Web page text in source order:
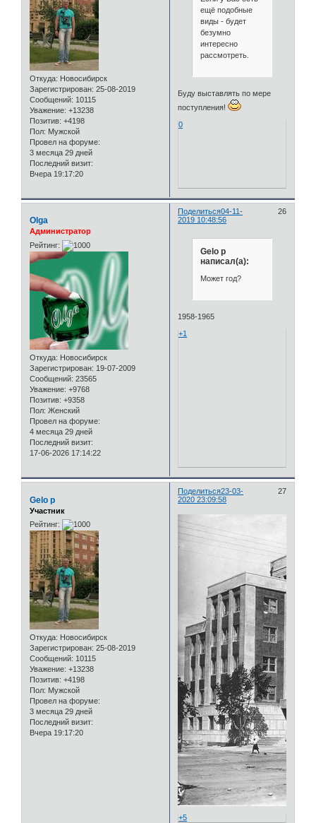
Откуда: Новосибирск
Зарегистрирован: 25-08-2019
Сообщений: 10115
Уважение: +13238
Позитив: +4198
Пол: Мужской
Провел на форуме:
3 месяца 29 дней
Последний визит:
Вчера 19:17:20
ещё подобные
виды - будет
безумно
интересно
рассмотреть.
Буду выставлять по мере
поступления!
0
Поделиться 26
04-11-
2019 10:48:56
Olga
Администратор
Рейтинг:
Откуда: Новосибирск
Зарегистрирован: 19-07-2009
Сообщений: 23565
Уважение: +9768
Позитив: +9358
Пол: Женский
Провел на форуме:
4 месяца 29 дней
Последний визит:
17-06-2026 17:14:22
Gelo p
написал(а):
Может год?
1958-1965
+1
Поделиться 27
23-03-
2020 23:09:58
Gelo p
Участник
Рейтинг:
Откуда: Новосибирск
Зарегистрирован: 25-08-2019
Сообщений: 10115
Уважение: +13238
Позитив: +4198
Пол: Мужской
Провел на форуме:
3 месяца 29 дней
Последний визит:
Вчера 19:17:20
+5